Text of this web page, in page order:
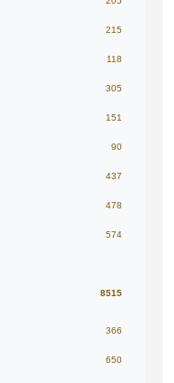
215
118
305
151
90
437
478
574
8515
366
650